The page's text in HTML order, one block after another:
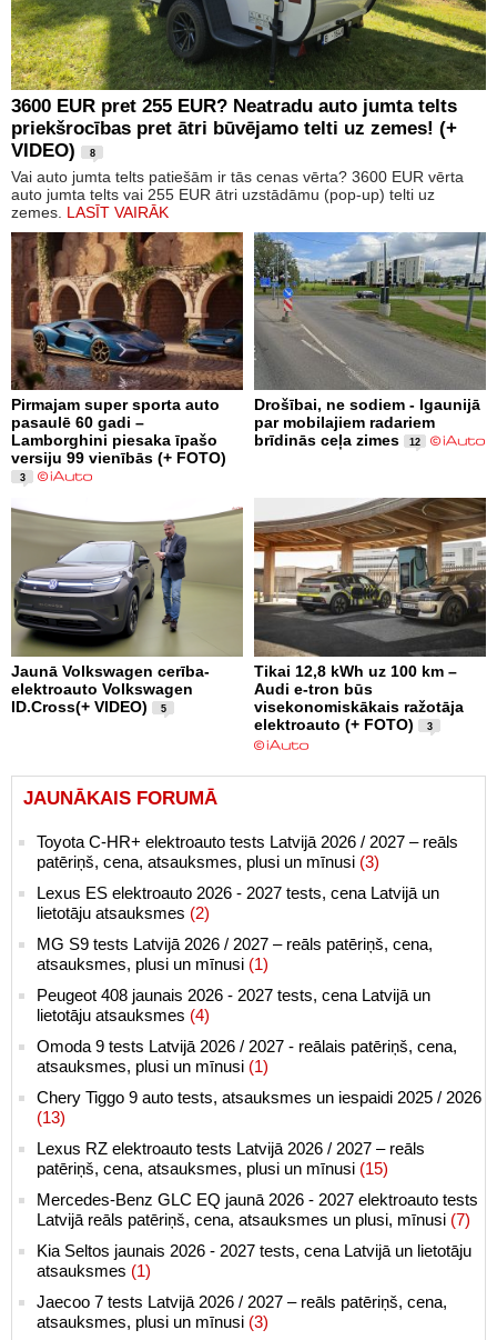
3600 EUR pret 255 EUR? Neatradu auto jumta telts
priekšrocības pret ātri būvējamo telti uz zemes! (+
VIDEO)
8
Vai auto jumta telts patiešām ir tās cenas vērta? 3600 EUR vērta
auto jumta telts vai 255 EUR ātri uzstādāmu (pop-up) telti uz
zemes. LASĪT VAIRĀK
Pirmajam super sporta auto
pasaulē 60 gadi –
Lamborghini piesaka īpašo
versiju 99 vienībās (+ FOTO)
3
Drošībai, ne sodiem - Igaunijā
par mobilajiem radariem
brīdinās ceļa zimes
12
Jaunā Volkswagen cerība-
elektroauto Volkswagen
ID.Cross(+ VIDEO)
5
Tikai 12,8 kWh uz 100 km –
Audi e-tron būs
visekonomiskākais ražotāja
elektroauto (+ FOTO)
3
JAUNĀKAIS FORUMĀ
Toyota C-HR+ elektroauto tests Latvijā 2026 / 2027 – reāls
patēriņš, cena, atsauksmes, plusi un mīnusi (3)
Lexus ES elektroauto 2026 - 2027 tests, cena Latvijā un
lietotāju atsauksmes (2)
MG S9 tests Latvijā 2026 / 2027 – reāls patēriņš, cena,
atsauksmes, plusi un mīnusi (1)
Peugeot 408 jaunais 2026 - 2027 tests, cena Latvijā un
lietotāju atsauksmes (4)
Omoda 9 tests Latvijā 2026 / 2027 - reālais patēriņš, cena,
atsauksmes, plusi un mīnusi (1)
Chery Tiggo 9 auto tests, atsauksmes un iespaidi 2025 / 2026
(13)
Lexus RZ elektroauto tests Latvijā 2026 / 2027 – reāls
patēriņš, cena, atsauksmes, plusi un mīnusi (15)
Mercedes-Benz GLC EQ jaunā 2026 - 2027 elektroauto tests
Latvijā reāls patēriņš, cena, atsauksmes un plusi, mīnusi (7)
Kia Seltos jaunais 2026 - 2027 tests, cena Latvijā un lietotāju
atsauksmes (1)
Jaecoo 7 tests Latvijā 2026 / 2027 – reāls patēriņš, cena,
atsauksmes, plusi un mīnusi (3)